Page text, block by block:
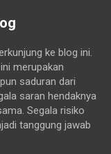
ke blog ini.
merupakan
saduran dari
saran hendaknya
Segala risiko
tanggung jawab